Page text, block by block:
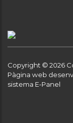
Copyright © 2026
Pàgina web
sistema E-Panel